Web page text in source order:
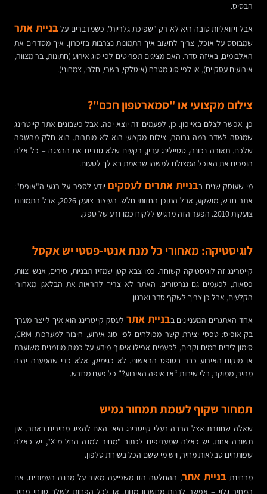
הבסיס.
אבל ויזואליות טובה היא לא רק "שפיכת גלריות". כשמדברים עלבניית אתר
שמבוסס על אוכל, צריך לחשוב איך התמונות נצרבות בזיכרון. איך מסדרים את
האלבומים, באיזה סדר. האם מציגים תפריטים לפי סוג אירוע (חתונות, בר מצווה,
אירועים עסקיים), או לפי סוג מטבח (איטלקי, בשרי, חלבי, צמחוני).
צילום מקצועי או "סמארטפון חכם"?
כן, אפשר לצלם באייפון. כן, לפעמים זה יוצא יפה. אבל כשבונים אתר קייטרינג
שמנסה לשדר רמה גבוהה, צילום מקצועי הוא לא מותרות. הוא חלק מהשפה
שלכם. תאורה נכונה, סטיילינג עדין, רקעים שלא גונבים את ההצגה – כל אלה
הופכים את האוכל המצולם למשהו שבאמת בא לך לטעום.
מי שעוסק שנים בבניית אתרים לעסקים יודע לספר על רגעי ה"אופס":
אתר חדש, מושקע, אבל התוכן החזותי חלש. העיצוב צועק 2026, אבל התמונות
צועקות 2010. הפער הזה מרגיש ללקוח כמו זרע של ספק.
לוגיסטיקה: מאחורי כל מנת אנטי-פסטי יש אקסל
קייטרינג זה לוגיסטיקה קשוחה. כמו צבא קטן שמזיז תבניות, סירים, אנשי צוות,
כסאות, לפעמים גם גנרטורים. האתר לא צריך להראות את הבלאגן מאחורי
הקלעים, אבל כן צריך לשקף סדר וארגון.
אחד האתגרים המעניינים בבניית אתר לעסק קייטרינג הוא איך לייצר מערך
בק-אופיס: טפסי יצירת קשר מפולחים לפי סוג אירוע, חיבור למערכות CRM,
סימון לידים חמים וקרים, לפעמים אפילו איסוף מידע על כמות מוזמנים משוערת
או מיקום האירוע כבר בטופס הראשוני. לא כגימיק, אלא כדי שהמענה יהיה
מהיר, ממוקד, בלי שיחות “אז איפה האירוע?” כל פעם מחדש.
תמחור שקוף לעומת תמחור גמיש
שאלה שחוזרת אצל הרבה בעלי קייטרינג היא: האם להציג מחירים באתר. אין
תשובה אחת. יש כאלה שמעדיפים לכתוב "מחיר למנה החל מ־X", יש כאלה
שפותחים טבלאות מחיר, ויש מי ששם הכל בשיחת טלפון.
מבחינתבניית אתר, ההחלטה הזו משפיעה מאוד על מבנה העמודים. אם
המחיר גלוי – אפשר לבנות מחשבון מנות, או לכל הפחות לשלב טווחי מחיר